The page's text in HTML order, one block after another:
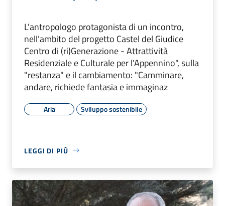
L'antropologo protagonista di un incontro,
nell’ambito del progetto Castel del Giudice
Centro di (ri)Generazione - Attrattività
Residenziale e Culturale per l'Appennino", sulla
"restanza" e il cambiamento: "Camminare,
andare, richiede fantasia e immaginaz
Aria Sviluppo sostenibile
LEGGI DI PIÙ